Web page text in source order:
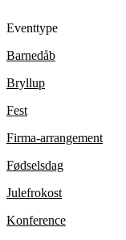
Eventtype
Barnedåb
Bryllup
Fest
Firma-arrangement
Fødselsdag
Julefrokost
Konference